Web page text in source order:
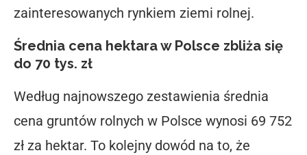
zainteresowanych rynkiem ziemi rolnej.
Średnia cena hektara w Polsce zbliża się
do 70 tys. zł
Według najnowszego zestawienia średnia
cena gruntów rolnych w Polsce wynosi 69 752
zł za hektar. To kolejny dowód na to, że